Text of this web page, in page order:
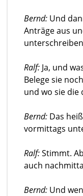
Bernd:Und
Anträge aus
Ralf:Ja, und
Belege sie
und wo sie die
Bernd:Das
vormittags
Ralf:Stimmt.
auch
Bernd:Und